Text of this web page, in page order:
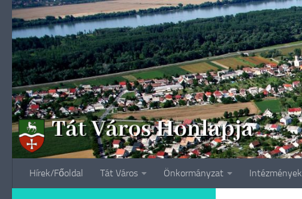
Skip to content
Hírek/Főoldal Tát Város Önkormányzat Intézmények